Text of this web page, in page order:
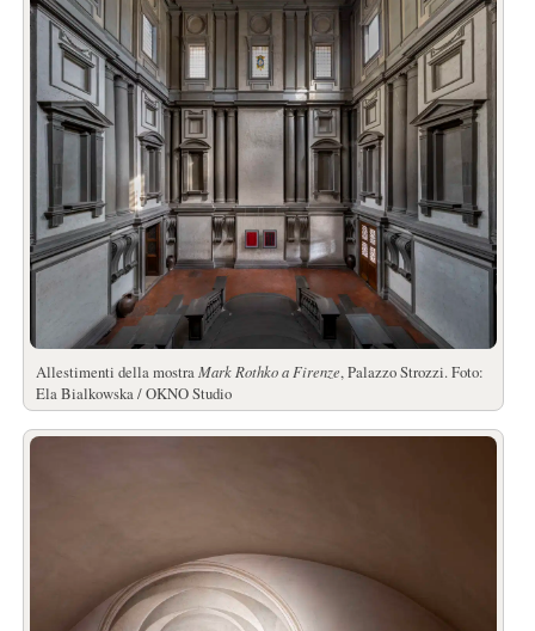
Allestimenti della mostraMark Rothko a Firenze, Palazzo Strozzi. Foto:
Ela Bialkowska / OKNO Studio